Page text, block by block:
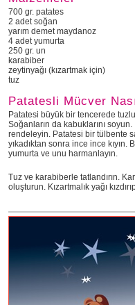
700 gr. patates
2 adet soğan
yarım demet maydanoz
4 adet yumurta
250 gr. un
karabiber
zeytinyağı (kızartmak için)
tuz
Patatesli Mücver
Patatesi büyük bir tencerede
Soğanların da kabuklarını
rendeleyin. Patatesi bir tülbente
yıkadıktan sonra ince ince
yumurta ve unu harmanlayın.
Tuz ve karabiberle tatlandırın.
oluşturun. Kızartmalık yağı